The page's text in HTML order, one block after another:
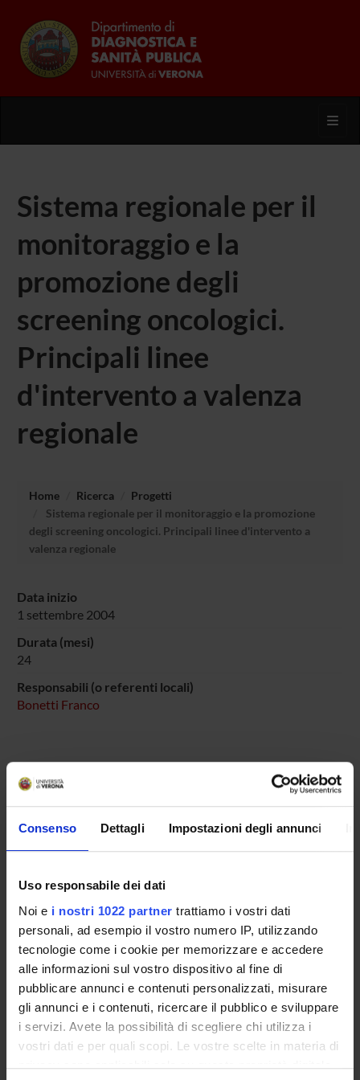
Consenso Dettagli Impostazioni degli annunci
Uso responsabile dei dati
Noi e i nostri 1022 partner trattiamo i vostri dati
personali, ad esempio il vostro numero IP, utilizzando
tecnologie come i cookie per memorizzare e accedere
alle informazioni sul vostro dispositivo al fine di
pubblicare annunci e contenuti personalizzati, misurare
gli annunci e i contenuti, ricercare il pubblico e sviluppare
i servizi. Avete la possibilità di scegliere chi utilizza i
vostri dati e per quali scopi. Le vostre scelte in materia di
privacy sono applicabili solo su questa proprietà digitale
Sistema regionale per il
monitoraggio e la
promozione degli
screening oncologici.
Principali linee
d'intervento a valenza
regionale
Home Ricerca
Progetti
Sistema regionale per il monitoraggio e la promozione
degli screening oncologici. Principali linee d'intervento a
valenza regionale
Data inizio
1 settembre 2004
Durata (mesi)
24
Responsabili (o referenti locali)
Bonetti Franco
PARTECIPANTI AL PROGETTO
SEZIONI
Anatomia Patologica
ATTIVITÀ
AREE DI RICERCA